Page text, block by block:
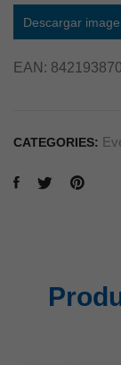
Descargar
EAN:
CATEGORIES: